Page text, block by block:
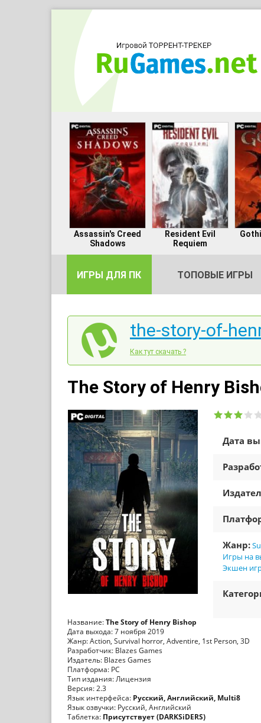
Assassin's Creed
Shadows
Resident Evil
Requiem
ИГРЫ ДЛЯ ПК ТОПОВЫЕ ИГРЫ
the-story-of-
Как тут скачать ?
The Story of Henry
Дата
Жанр:
Игры на
Экшен
Название:The Story of Henry Bishop
Дата выхода: 7 ноября 2019
Жанр: Action, Survival horror, Adventire, 1st Person, 3D
Разработчик: Blazes Games
Издатель: Blazes Games
Платформа: PC
Тип издания: Лицензия
Версия: 2.3
Язык интерфейса: Русский, Английский, Multi8
Язык озвучки: Русский, Английский
Таблетка: Присутствует (DARKSiDERS)